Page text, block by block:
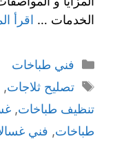
الخدمات … اقرأ
فني طباخات
تصليح ثلاجات,
تنظيف طباخات,
طباخات, فني